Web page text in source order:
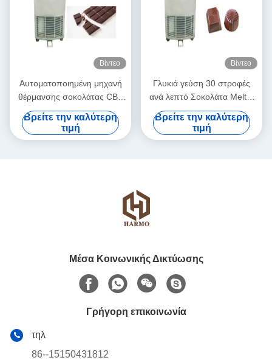
Βίντεο
Αυτοματοποιημένη μηχανή
θέρμανσης σοκολάτας CBE
25L
Βρείτε την καλύτερη
τιμή
Βίντεο
Γλυκιά γεύση 30 στροφές
ανά λεπτό Σοκολάτα Melter
Εμπορική
Βρείτε την καλύτερη
τιμή
Μέσα Κοινωνικής Δικτύωσης
Γρήγορη επικοινωνία
τηλ
86--15150431812